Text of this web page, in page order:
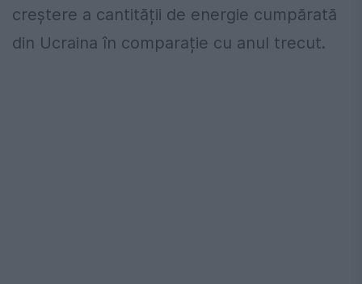
creștere a cantității de energie cumpărată
din Ucraina în comparație cu anul trecut.